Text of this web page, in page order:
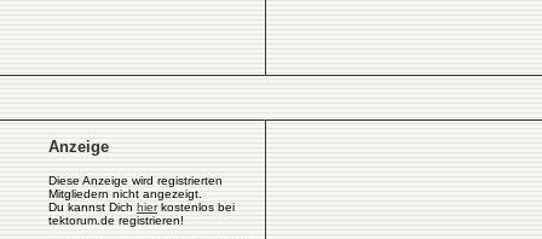
Anzeige
Diese Anzeige wird registrierten
Mitgliedern nicht angezeigt.
Du kannst Dich hierkostenlos bei
tektorum.de registrieren!